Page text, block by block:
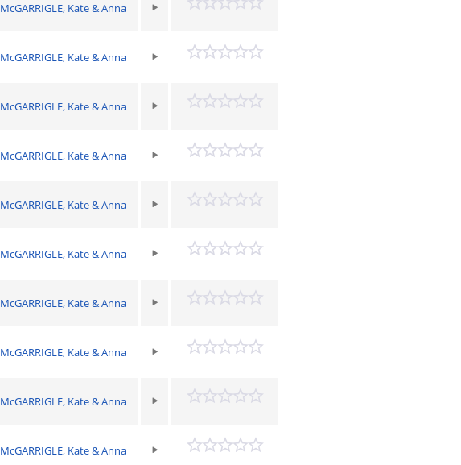
McGARRIGLE, Kate & Anna
McGARRIGLE, Kate & Anna
McGARRIGLE, Kate & Anna
McGARRIGLE, Kate & Anna
McGARRIGLE, Kate & Anna
McGARRIGLE, Kate & Anna
McGARRIGLE, Kate & Anna
McGARRIGLE, Kate & Anna
McGARRIGLE, Kate & Anna
McGARRIGLE, Kate & Anna